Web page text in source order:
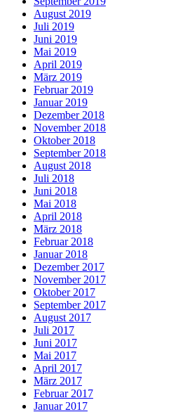
August 2019
Juli 2019
Juni 2019
Mai 2019
April 2019
März 2019
Februar 2019
Januar 2019
Dezember 2018
November 2018
Oktober 2018
September 2018
August 2018
Juli 2018
Juni 2018
Mai 2018
April 2018
März 2018
Februar 2018
Januar 2018
Dezember 2017
November 2017
Oktober 2017
September 2017
August 2017
Juli 2017
Juni 2017
Mai 2017
April 2017
März 2017
Februar 2017
Januar 2017